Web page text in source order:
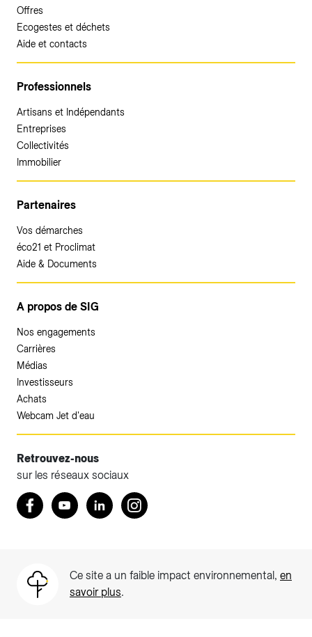
Offres
Ecogestes et déchets
Aide et contacts
Professionnels
Artisans et Indépendants
Entreprises
Collectivités
Immobilier
Partenaires
Vos démarches
éco21 et Proclimat
Aide & Documents
A propos de SIG
Nos engagements
Carrières
Médias
Investisseurs
Achats
Webcam Jet d'eau
Retrouvez-nous
sur les réseaux sociaux
Retrouvez nous sur Facebook
YoutubeLinkedInInstagram
Ce site a un faible impact environnemental, en
savoir plus.
Accéder à votre espace client SIG.
Votre espace client SIG n'est pas optimisé pour une
Particuliers)